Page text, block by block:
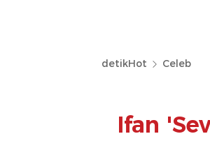
detikHot Celeb
Ifan